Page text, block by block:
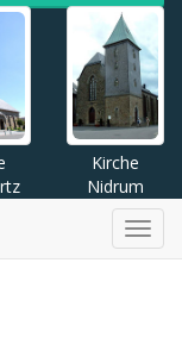
Kirche
Nidrum
Menü